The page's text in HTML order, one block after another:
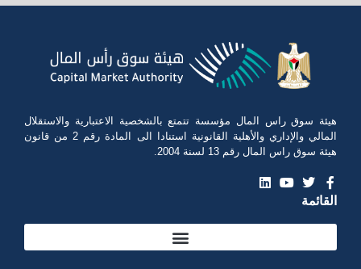
هيئة سوق راس المال مؤسسة تتمتع بالشخصية الاعتبارية والاستقلال
المالي والإداري والأهلية القانونية استنادا الى المادة رقم 2 من قانون
هيئة سوق راس المال رقم 13 لسنة 2004.
القائمة